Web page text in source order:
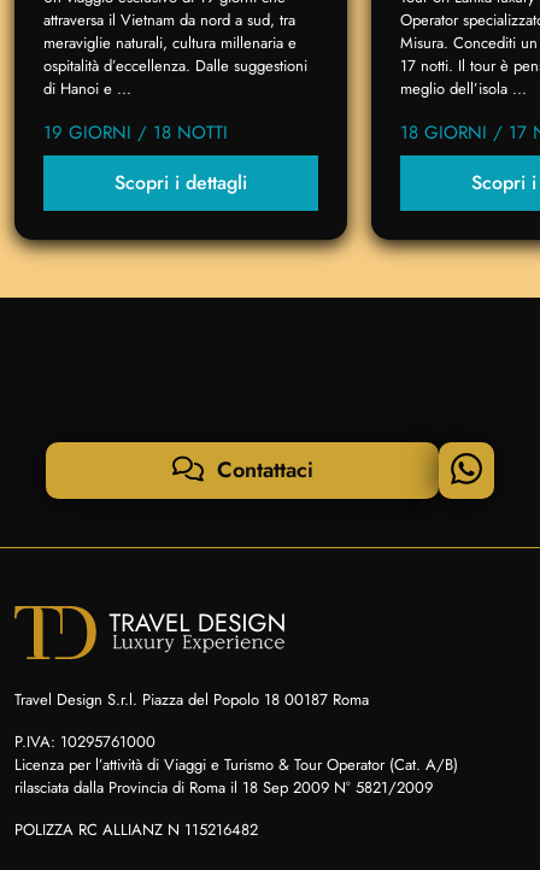
attraversa il Vietnam da nord a sud, tra
meraviglie naturali, cultura millenaria e
ospitalità d’eccellenza. Dalle suggestioni
di Hanoi e ...
19 GIORNI / 18 NOTTI
Scopri i dettagli
Operator
Misura. Concediti
17 notti. Il tour è
meglio dell’isola ...
18 GIORNI / 17
Scopri
Contattaci
Travel Design S.r.l. Piazza del Popolo 18 00187 Roma
P.IVA: 10295761000
Licenza per l’attività di Viaggi e Turismo & Tour Operator (Cat. A/B)
rilasciata dalla Provincia di Roma il 18 Sep 2009 N° 5821/2009
POLIZZA RC ALLIANZ N 115216482